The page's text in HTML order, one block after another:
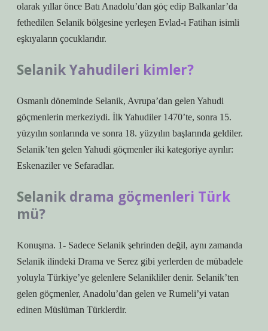
olarak yıllar önce Batı Anadolu’dan göç edip Balkanlar’da
fethedilen Selanik bölgesine yerleşen Evlad-ı Fatihan isimli
eşkıyaların çocuklarıdır.
Selanik Yahudileri kimler?
Osmanlı döneminde Selanik, Avrupa’dan gelen Yahudi
göçmenlerin merkeziydi. İlk Yahudiler 1470’te, sonra 15.
yüzyılın sonlarında ve sonra 18. yüzyılın başlarında geldiler.
Selanik’ten gelen Yahudi göçmenler iki kategoriye ayrılır:
Eskenaziler ve Sefaradlar.
Selanik drama göçmenleri Türk
mü?
Konuşma. 1- Sadece Selanik şehrinden değil, aynı zamanda
Selanik ilindeki Drama ve Serez gibi yerlerden de mübadele
yoluyla Türkiye’ye gelenlere Selanikliler denir. Selanik’ten
gelen göçmenler, Anadolu’dan gelen ve Rumeli’yi vatan
edinen Müslüman Türklerdir.